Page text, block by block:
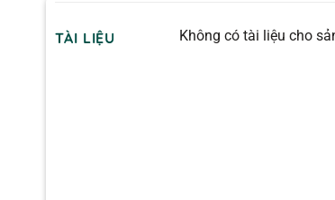
TÀI LIỆU Không có tài liệu cho